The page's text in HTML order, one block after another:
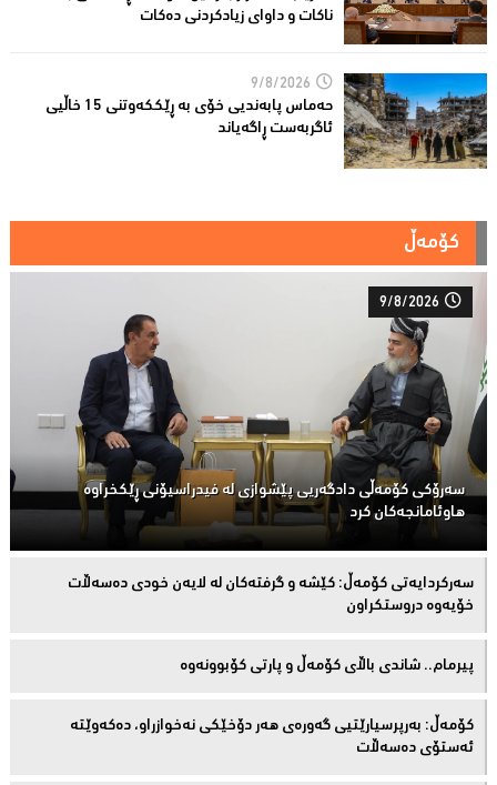
ناکات و داوای زیادكردنی دەکات
9/8/2026
حەماس پابەندیی خۆی بە ڕێككەوتنی 15 خاڵیی
ئاگربەست ڕاگەیاند
کۆمەڵ
9/8/2026
سەرۆكی كۆمەڵى دادگەریی پێشوازی لە فیدراسیۆنی ڕێكخراوە
هاوئامانجەكان کرد
سەركردایەتی كۆمەڵ: كێشە و گرفتەكان لە لایەن خودی دەسەڵات
خۆیەوە دروستكراون
پیرمام.. شاندی باڵای كۆمه‌ڵ و پارتی كۆبوونه‌وه‌
كۆمەڵ: بەرپرسیارێتیی گەورەی هەر دۆخێکی نەخوازراو، دەكەوێتە
ئەستۆی دەسەڵات